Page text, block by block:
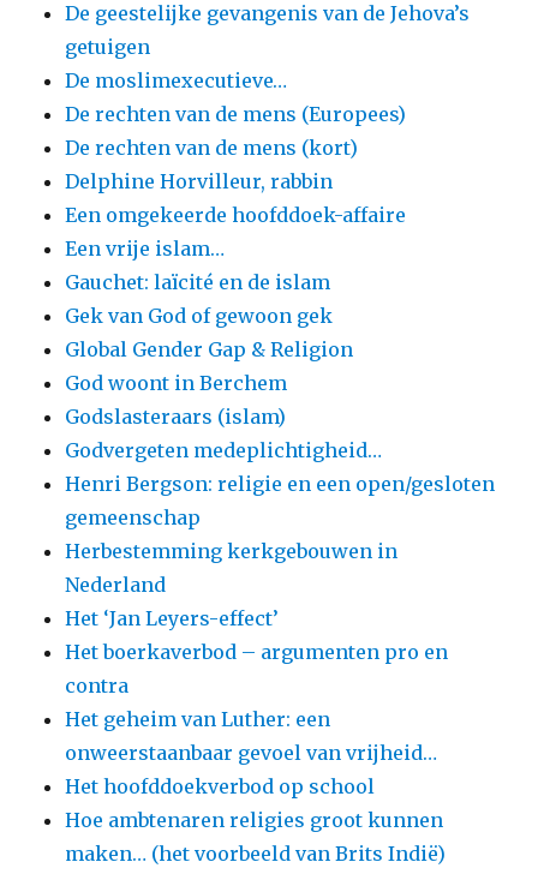
De geestelijke gevangenis van de Jehova’s
getuigen
De moslimexecutieve…
De rechten van de mens (Europees)
De rechten van de mens (kort)
Delphine Horvilleur, rabbin
Een omgekeerde hoofddoek-affaire
Een vrije islam…
Gauchet: laïcité en de islam
Gek van God of gewoon gek
Global Gender Gap & Religion
God woont in Berchem
Godslasteraars (islam)
Godvergeten medeplichtigheid…
Henri Bergson: religie en een open/gesloten
gemeenschap
Herbestemming kerkgebouwen in
Nederland
Het ‘Jan Leyers-effect’
Het boerkaverbod – argumenten pro en
contra
Het geheim van Luther: een
onweerstaanbaar gevoel van vrijheid…
Het hoofddoekverbod op school
Hoe ambtenaren religies groot kunnen
maken… (het voorbeeld van Brits Indië)